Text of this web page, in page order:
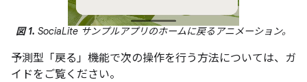
図 1. SociaLite サンプルアプリのホームに戻るアニメーション。
予測型「戻る」機能で次の操作を行う方法については、ガ
イドをご覧ください。